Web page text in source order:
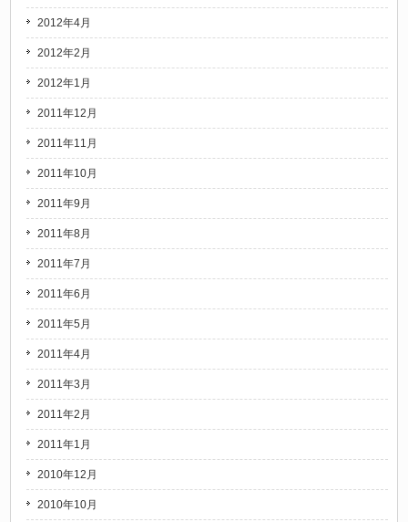
2012年4月
2012年2月
2012年1月
2011年12月
2011年11月
2011年10月
2011年9月
2011年8月
2011年7月
2011年6月
2011年5月
2011年4月
2011年3月
2011年2月
2011年1月
2010年12月
2010年10月